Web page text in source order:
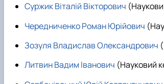
Суржик Віталій Вікторович
Чередниченко Роман Юрійович
Зозуля Владислав Олександрович
Литвин Вадим Іванович (Науковий